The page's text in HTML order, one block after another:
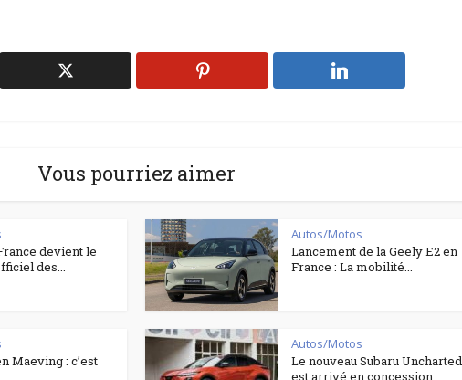
Vous pourriez aimer
devient le
des...
Autos/Motos
Lancement de la Geely E2 en
France : La mobilité...
Maeving : c’est
Autos/Motos
Le nouveau Subaru Uncharted
est arrivé en concession.